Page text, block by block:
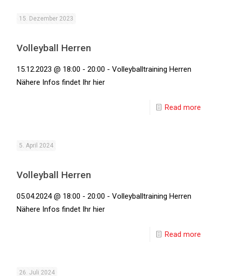
15. Dezember 2023
Volleyball Herren
15.12.2023 @ 18:00 - 20:00 - Volleyballtraining Herren
Nähere Infos findet Ihr hier
Read more
5. April 2024
Volleyball Herren
05.04.2024 @ 18:00 - 20:00 - Volleyballtraining Herren
Nähere Infos findet Ihr hier
Read more
26. Juli 2024